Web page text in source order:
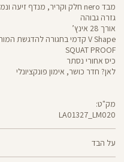
על הבד
מבד nero חלק וקריר, מנדף זיעה ונמתח לכל הכיוונים
גזרה גבוהה
אורך 28 אינץ’
V Shape קדמי בחגורה להדגשת המותן ולעיצוב מחמיא
SQUAT PROOF
כיס אחורי נסתר
לאן? חדר כושר, אימון פונקציונלי
מק"ט:
LA01327_LM020